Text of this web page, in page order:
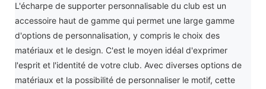
L'écharpe de supporter personnalisable du club est un
accessoire haut de gamme qui permet une large gamme
d'options de personnalisation, y compris le choix des
matériaux et le design. C'est le moyen idéal d'exprimer
l'esprit et l'identité de votre club. Avec diverses options de
matériaux et la possibilité de personnaliser le motif, cette